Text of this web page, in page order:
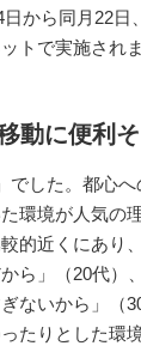
から同月22日
トで実施され
動に便利
した。都心へ
環境が人気の
的近くにあり
ら」（20代）
ないから」（
たりとした環